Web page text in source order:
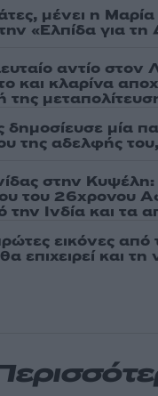
μένει η
«Ελπίδα για τη
αντίο
και κλαρίνα
μία
της αδελφής
στην Κυψέλη:
του 26χρονου
την Ινδία και τα
εικόνες από
επιχειρεί και